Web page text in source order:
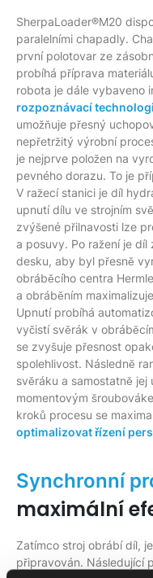
SherpaLoader®M20
paralelními chapadly.
první polotovar ze
probíhá příprava
robota je dále vybaveno
rozpoznávací
umožňuje přesný
nepřetržitý výrobní
je nejprve položen na
pevného dorazu. To je
V ražecí stanici je díl
upnutí dílu ve strojním
zvýšené přilnavosti lze
a posuvy. Po ražení je
desku, aby byl přesně
obráběcího centra
a obráběním
Upnutí probíhá
vyčistí svěrák v
se zvyšuje přesnost
spolehlivost. Následně
svěráku a samostatně
momentovým
kroků procesu se
optimalizovat řízení
Synchronní
maximální
Zatímco stroj obrábí díl,
připravován. Následující